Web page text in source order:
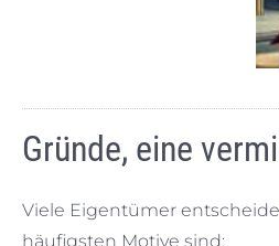
Gründe, eine
Viele Eigentümer
häufigsten Motive sind: